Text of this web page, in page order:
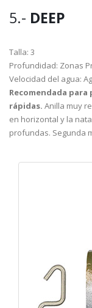
5.- DEEP
Talla: 3
Profundidad: Zonas
Velocidad del agua:
Recomendada para
rápidas. Anilla muy
en horizontal y la
profundas. Segunda